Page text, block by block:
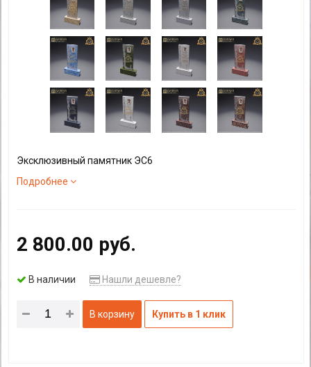
Эксклюзивный памятник ЭС6
Подробнее
2 800.00 руб.
В наличии Нашли дешевле?
В корзину Купить в 1 клик